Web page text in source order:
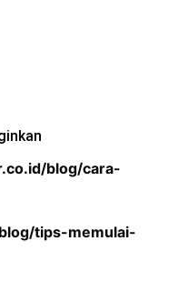
blog/cara-
tips-memulai-